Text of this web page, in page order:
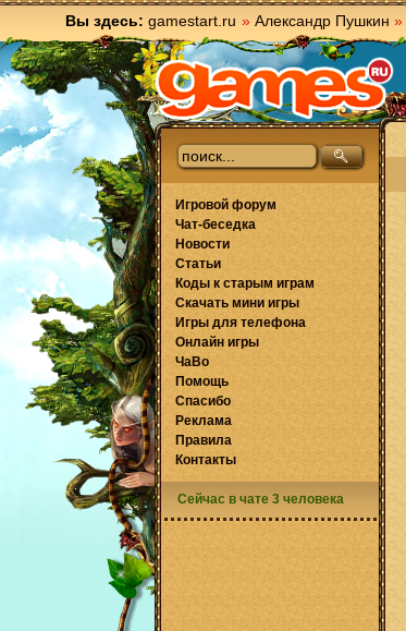
Вы здесь: gamestart.ru » Александр Пушкин »
Игровой форум
Чат-беседка
Новости
Статьи
Коды к старым играм
Скачать мини игры
Игры для телефона
Онлайн игры
ЧаВо
Помощь
Спасибо
Реклама
Правила
Контакты
Сейчас в чате 3 человека